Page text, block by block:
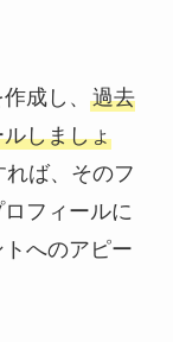
成し、 過去
しましょ
ば、そのフ
フィールに
へのアピー